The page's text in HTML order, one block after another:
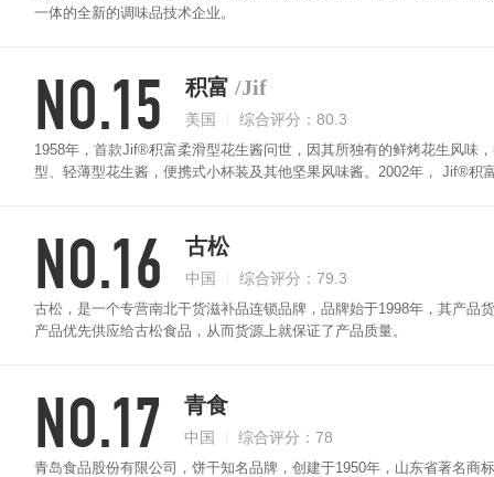
一体的全新的调味品技术企业。
NO.15 积富 /Jif
美国 综合评分：80.3
1958年，首款Jif®积富柔滑型花生酱问世，因其所独有的鲜烤花生风味
型、轻薄型花生酱，便携式小杯装及其他坚果风味酱。2002年， Jif®积
NO.16 古松
中国 综合评分：79.3
古松，是一个专营南北干货滋补品连锁品牌，品牌始于1998年，其产
产品优先供应给古松食品，从而货源上就保证了产品质量。
NO.17 青食
中国 综合评分：78
青岛食品股份有限公司，饼干知名品牌，创建于1950年，山东省著名